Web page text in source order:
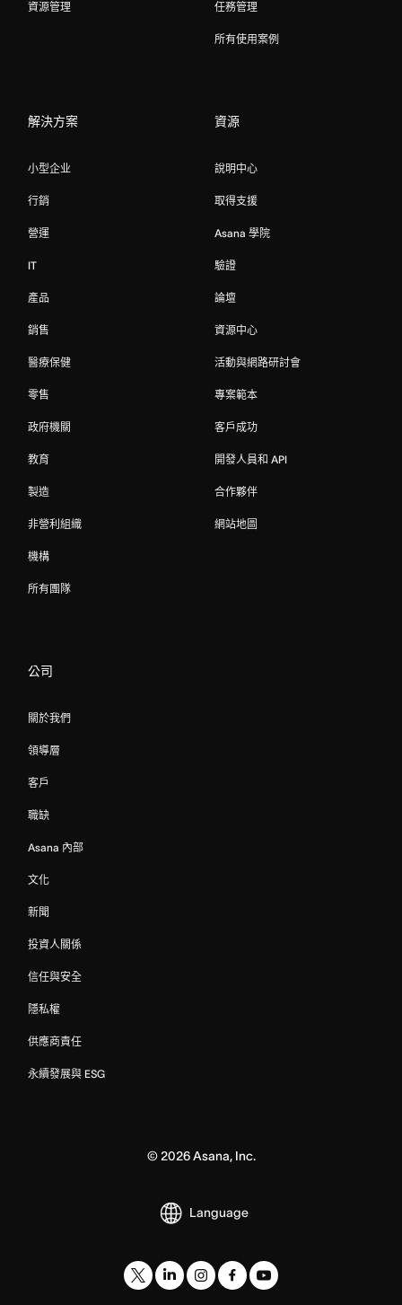
資源管理 任務管理
所有使用案例
解決方案
小型企业
行銷
營運
IT
產品
銷售
醫療保健
零售
政府機關
教育
製造
非營利組織
機構
所有團隊
資源
說明中心
取得支援
Asana 學院
驗證
論壇
資源中心
活動與網路研討會
專案範本
客戶成功
開發人員和 API
合作夥伴
網站地圖
公司
關於我們
領導層
客戶
職缺
Asana 內部
文化
新聞
投資人關係
信任與安全
隱私權
供應商責任
永續發展與 ESG
©2026Asana, Inc.
Language